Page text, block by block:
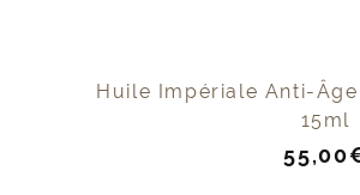
Huile Impériale Anti-
15ml
Prix